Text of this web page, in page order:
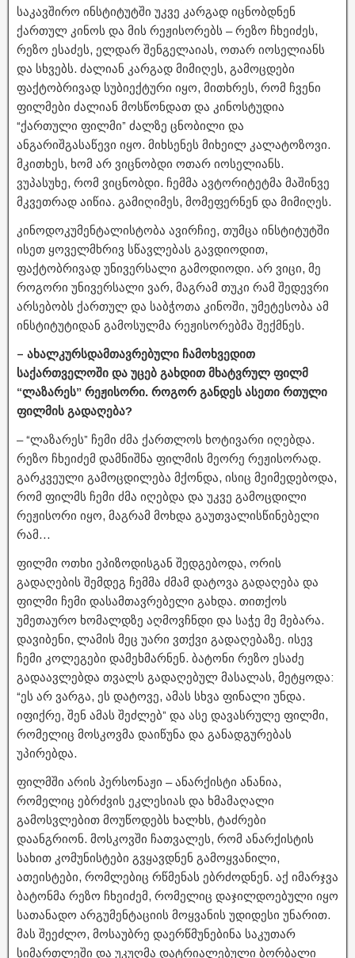
საკავშირო ინსტიტუტში უკვე კარგად იცნობდნენ
ქართულ კინოს და მის რეჟისორებს – რეზო ჩხეიძეს,
რეზო ესაძეს, ელდარ შენგელაიას, ოთარ იოსელიანს
და სხვებს. ძალიან კარგად მიმიღეს, გამოცდები
ფაქტობრივად სუბიექტური იყო, მითხრეს, რომ ჩვენი
ფილმები ძალიან მოსწონდათ და კინოსტუდია
“ქართული ფილმი” ძალზე ცნობილი და
ანგარიშგასაწევი იყო. მიხსენეს მიხეილ კალატოზოვი.
მკითხეს, ხომ არ ვიცნობდი ოთარ იოსელიანს.
ვუპასუხე, რომ ვიცნობდი. ჩემმა ავტორიტეტმა მაშინვე
მკვეთრად აიწია. გამიღიმეს, მომეფერნენ და მიმიღეს.
კინოდოკუმენტალისტობა ავირჩიე, თუმცა ინსტიტუტში
ისეთ ყოველმხრივ სწავლებას გავდიოდით,
ფაქტობრივად უნივერსალი გამოდიოდი. არ ვიცი, მე
როგორი უნივერსალი ვარ, მაგრამ თუკი რამ შედევრი
არსებობს ქართულ და საბჭოთა კინოში, უმეტესობა ამ
ინსტიტუტიდან გამოსულმა რეჟისორებმა შექმნეს.
– ახალკურსდამთავრებული ჩამოხვედით
საქართველოში და უცებ გახდით მხატვრულ ფილმ
“ლაზარეს” რეჟისორი. როგორ განდეს ასეთი რთული
ფილმის გადაღება?
– “ლაზარეს” ჩემი ძმა ქართლოს ხოტივარი იღებდა.
რეზო ჩხეიძემ დამნიშნა ფილმის მეორე რეჟისორად.
გარკვეული გამოცდილება მქონდა, ისიც მეიმედებოდა,
რომ ფილმს ჩემი ძმა იღებდა და უკვე გამოცდილი
რეჟისორი იყო, მაგრამ მოხდა გაუთვალისწინებელი
რამ…
ფილმი ოთხი ეპიზოდისგან შედგებოდა, ორის
გადაღების შემდეგ ჩემმა ძმამ დატოვა გადაღება და
ფილმი ჩემი დასამთავრებელი გახდა. თითქოს
უმეთაურო ხომალდზე აღმოვჩნდი და საჭე მე მებარა.
დავიბენი, ლამის მეც უარი ვთქვი გადაღებაზე. ისევ
ჩემი კოლეგები დამეხმარნენ. ბატონი რეზო ესაძე
გადაავლებდა თვალს გადაღებულ მასალას, მეტყოდა:
“ეს არ ვარგა, ეს დატოვე, ამას სხვა ფინალი უნდა.
იფიქრე, შენ ამას შეძლებ” და ასე დავასრულე ფილმი,
რომელიც მოსკოვმა დაიწუნა და განადგურებას
უპირებდა.
ფილმში არის პერსონაჟი – ანარქისტი ანანია,
რომელიც ებრძვის ეკლესიას და ხმამაღალი
გამოსვლებით მოუწოდებს ხალხს, ტაძრები
დაანგრიონ. მოსკოვში ჩათვალეს, რომ ანარქისტის
სახით კომუნისტები გვყავდნენ გამოყვანილი,
ათეისტები, რომლებიც რწმენას ებრძოდნენ. აქ იმარჯვა
ბატონმა რეზო ჩხეიძემ, რომელიც დაჯილდოებული იყო
სათანადო არგუმენტაციის მოყვანის უდიდესი უნარით.
მას შეეძლო, მოსაუბრე დაერწმუნებინა საკუთარ
სიმართლეში და უკუღმა დატრიალებული ბორბალი